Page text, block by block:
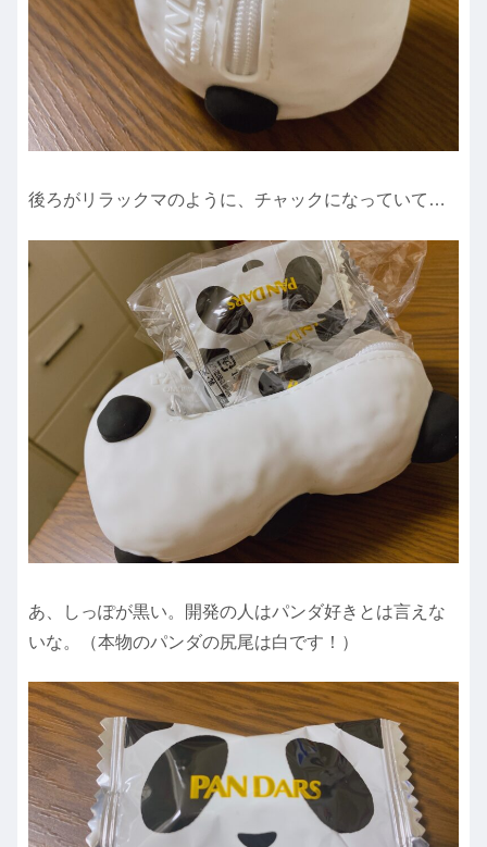
後ろがリラックマのように、チャックになっていて…
あ、しっぽが黒い。開発の人はパンダ好きとは言えな
いな。（本物のパンダの尻尾は白です！）